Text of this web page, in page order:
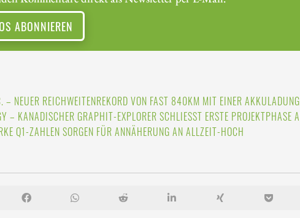
ABONNIEREN
– NEUER REICHWEITENREKORD VON FAST 840KM MIT EINER AKKULADUNG
– KANADISCHER GRAPHIT-EXPLORER SCHLIESST ERSTE PROJEKTPHASE AB
Q1-ZAHLEN SORGEN FÜR ANNÄHERUNG AN ALLZEIT-HOCH